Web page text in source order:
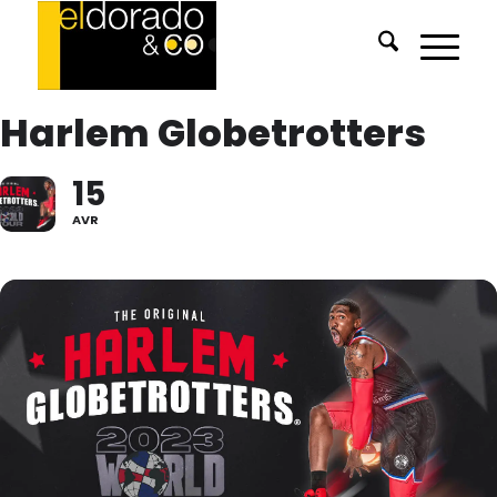
Harlem Globetrotters
15
AVR